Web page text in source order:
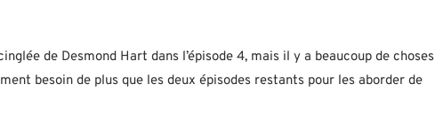
de Desmond Hart dans l’épisode 4, mais il y a beaucoup de choses
besoin de plus que les deux épisodes restants pour les aborder de